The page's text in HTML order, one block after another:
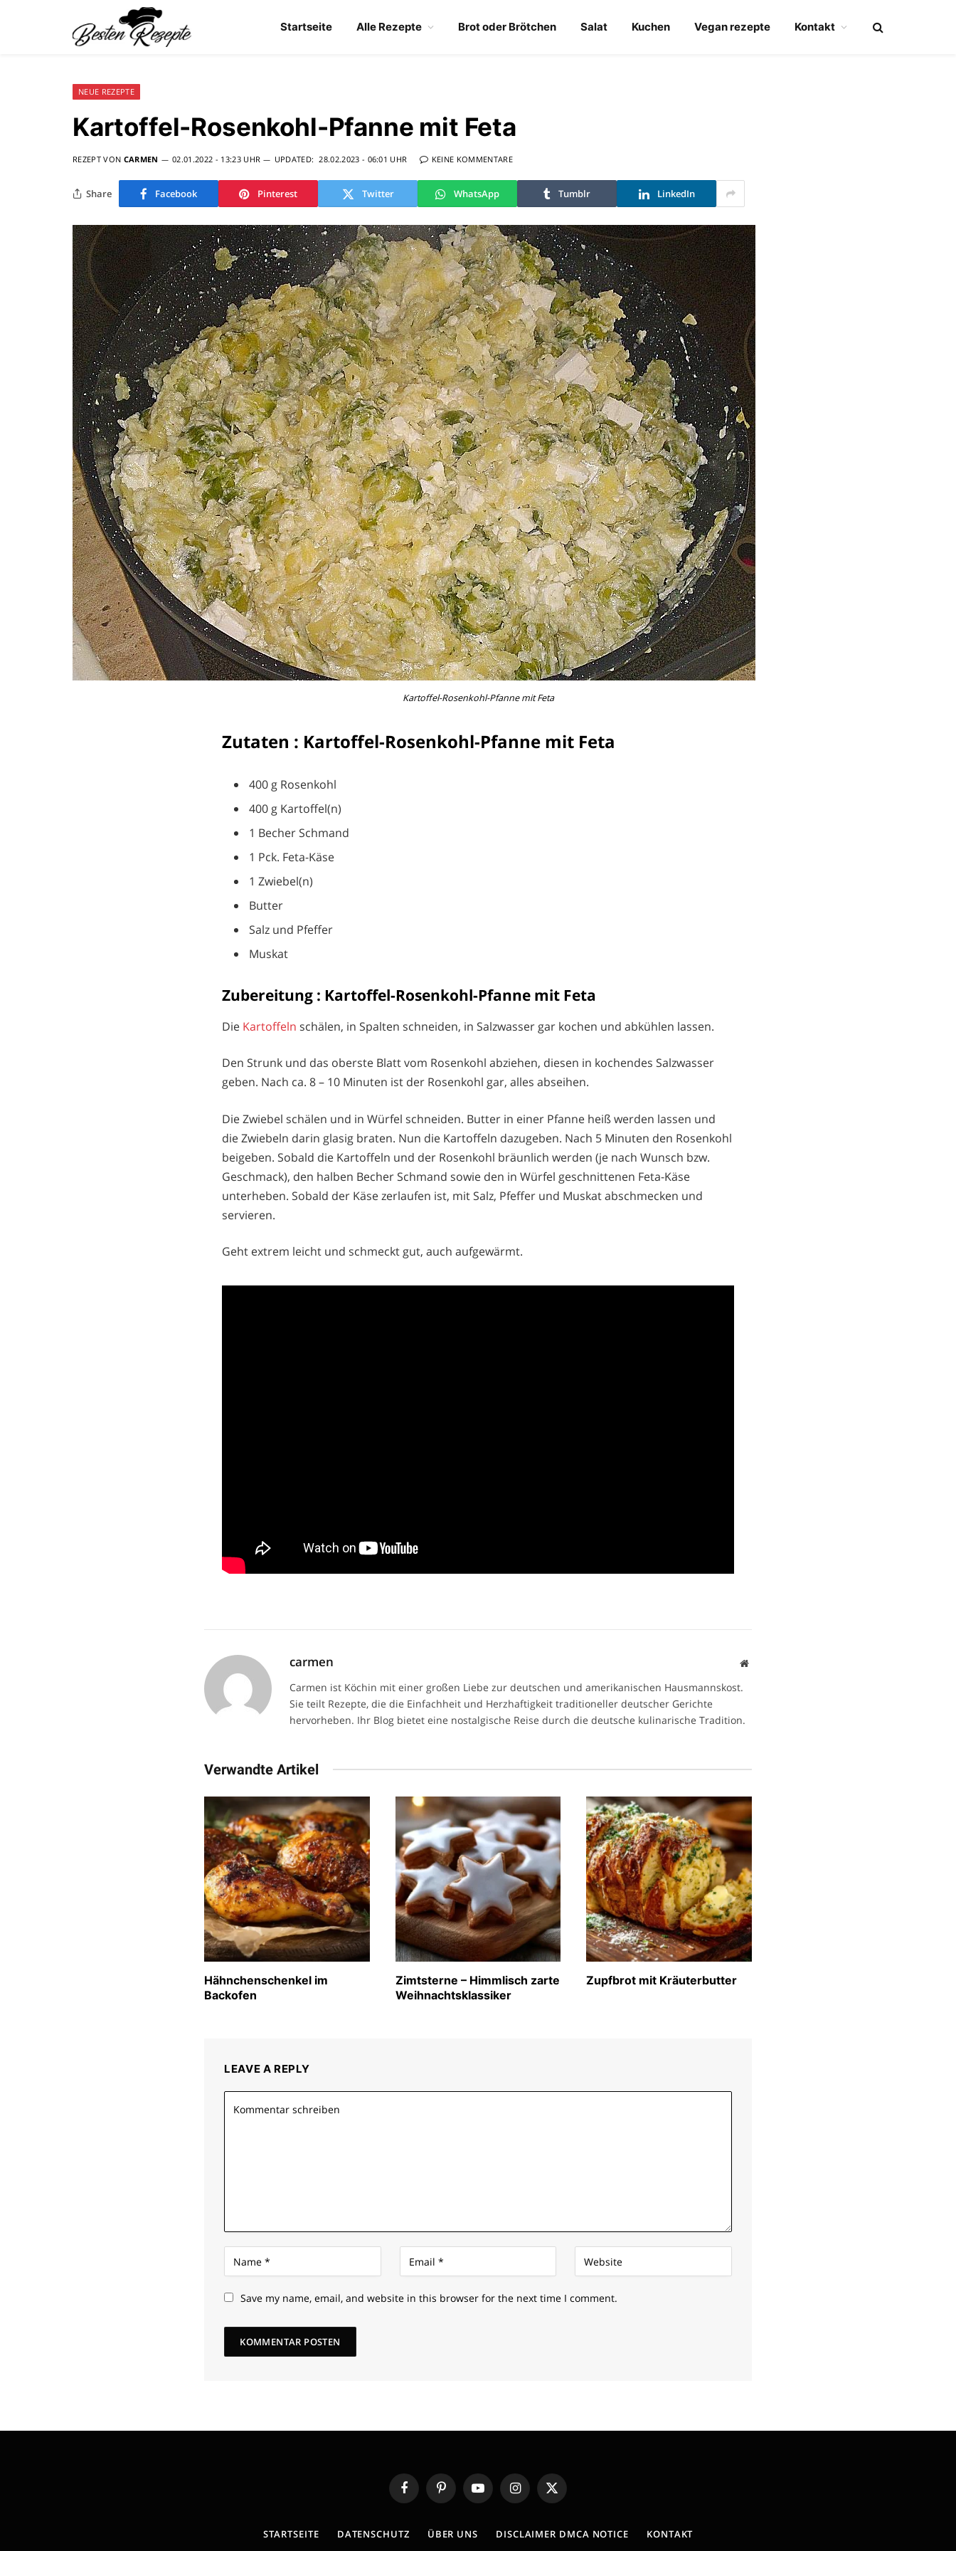
Startseite Alle Rezepte Brot oder Brötchen Salat Kuchen Vegan rezepte Kontakt
NEUE REZEPTE
Kartoffel-Rosenkohl-Pfanne mit Feta
REZEPT VON CARMEN 02.01.2022 - 13:23 UHR UPDATED: 28.02.2023 - 06:01 UHR KEINE KOMMENTARE
Share Facebook Pinterest Twitter WhatsApp Tumblr LinkedIn
Kartoffel-Rosenkohl-Pfanne mit Feta
Zutaten : Kartoffel-Rosenkohl-Pfanne mit Feta
400 g Rosenkohl
400 g Kartoffel(n)
1 Becher Schmand
1 Pck. Feta-Käse
1 Zwiebel(n)
Butter
Salz und Pfeffer
Muskat
Zubereitung : Kartoffel-Rosenkohl-Pfanne mit Feta
Die Kartoffeln schälen, in Spalten schneiden, in Salzwasser gar kochen und abkühlen lassen.
Den Strunk und das oberste Blatt vom Rosenkohl abziehen, diesen in kochendes Salzwasser
geben. Nach ca. 8 – 10 Minuten ist der Rosenkohl gar, alles abseihen.
Die Zwiebel schälen und in Würfel schneiden. Butter in einer Pfanne heiß werden lassen und
die Zwiebeln darin glasig braten. Nun die Kartoffeln dazugeben. Nach 5 Minuten den Rosenkohl
beigeben. Sobald die Kartoffeln und der Rosenkohl bräunlich werden (je nach Wunsch bzw.
Geschmack), den halben Becher Schmand sowie den in Würfel geschnittenen Feta-Käse
unterheben. Sobald der Käse zerlaufen ist, mit Salz, Pfeffer und Muskat abschmecken und
servieren.
Geht extrem leicht und schmeckt gut, auch aufgewärmt.
carmen Website
Carmen ist Köchin mit einer großen Liebe zur deutschen und amerikanischen Hausmannskost.
Sie teilt Rezepte, die die Einfachheit und Herzhaftigkeit traditioneller deutscher Gerichte
hervorheben. Ihr Blog bietet eine nostalgische Reise durch die deutsche kulinarische Tradition.
Verwandte Artikel
Hähnchenschenkel im
Backofen
Zimtsterne – Himmlisch zarte
Weihnachtsklassiker
Zupfbrot mit Kräuterbutter
LEAVE A REPLY
Save my name, email, and website in this browser for the next time I comment.
FacebookPinterestYouTubeInstagram
X
(Twitter)
STARTSEITE DATENSCHUTZ ÜBER UNS DISCLAIMER DMCA NOTICE KONTAKT